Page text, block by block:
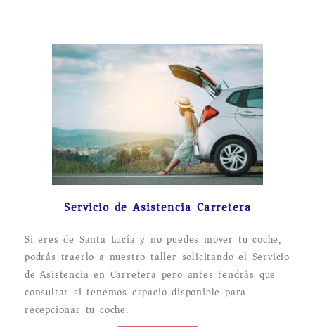
Servicio de Asistencia Carretera
Si eres de Santa Lucía y no puedes mover tu coche,
podrás traerlo a nuestro taller solicitando el Servicio
de Asistencia en Carretera pero antes tendrás que
consultar si tenemos espacio disponible para
recepcionar tu coche.